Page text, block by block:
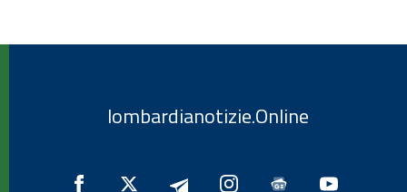
lombardianotizie.Online